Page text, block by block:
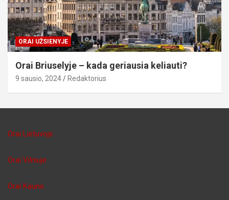
ORAI UŽSIENYJE
Orai Briuselyje – kada geriausia keliauti?
9 sausio, 2024 Redaktorius
Orai Lietuvoje
Orai Vilniuje
Orai Kaune